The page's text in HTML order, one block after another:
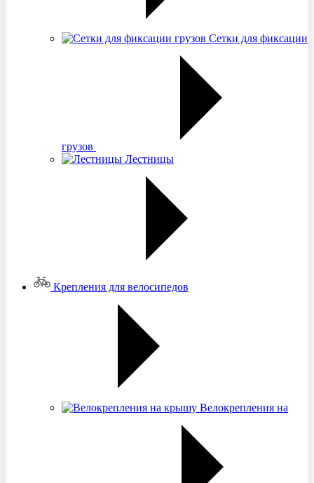
Сетки для фиксации
грузов
Лестницы
Крепления для велосипедов
Велокрепления на